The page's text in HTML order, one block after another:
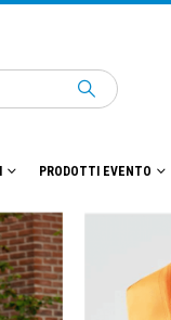
PRODOTTI EVENTO